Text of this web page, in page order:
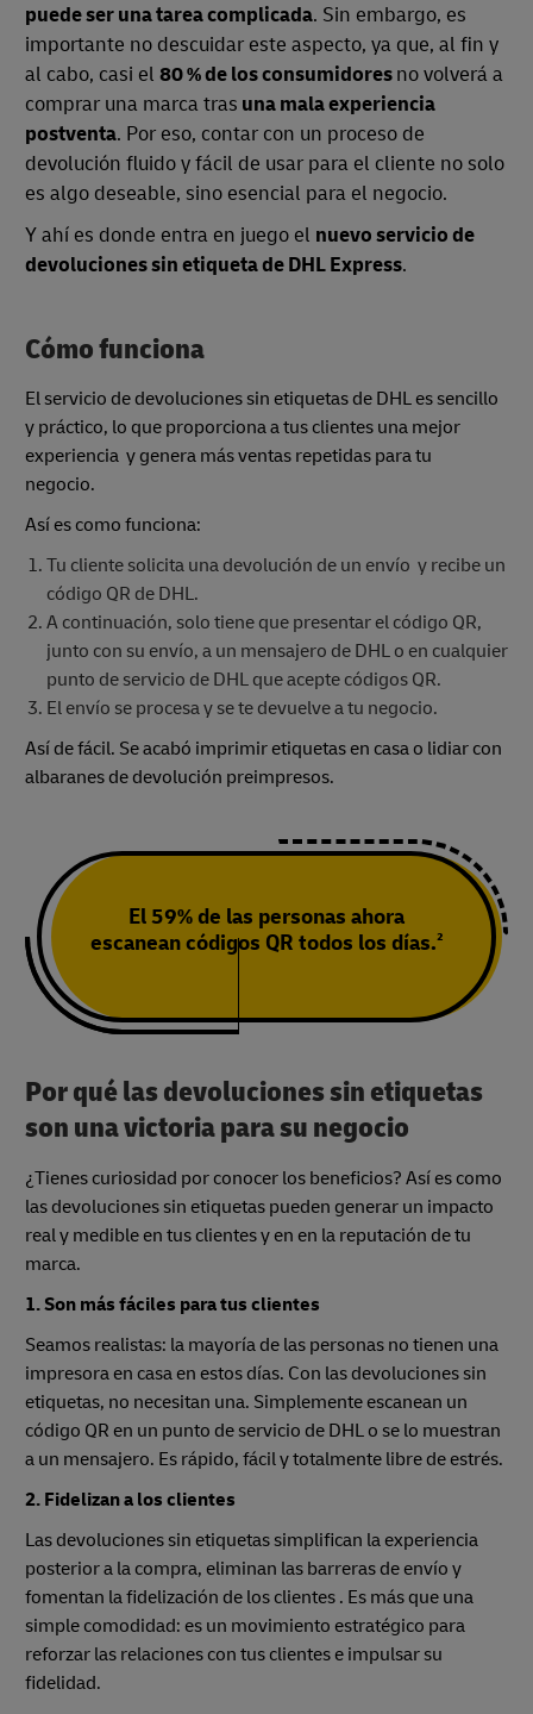
puede ser una tarea complicada. Sin embargo, es
importante no descuidar este aspecto, ya que, al fin y
al cabo, casi el 80 % de los consumidoresno volverá a
comprar una marca tras una mala experiencia
postventa. Por eso, contar con un proceso de
devolución fluido y fácil de usar para el cliente no solo
es algo deseable, sino esencial para el negocio.
Y ahí es donde entra en juego el nuevo servicio de
devoluciones sin etiqueta de DHL Express.
Cómo funciona
El servicio de devoluciones sin etiquetas de DHL es sencillo
y práctico, lo que proporciona a tus clientes una mejor
experiencia y genera más ventas repetidas para tu
negocio.
Así es como funciona:
Tu cliente solicita una devolución de un envío y recibe un
código QR de DHL.
A continuación, solo tiene que presentar el código QR,
junto con su envío, a un mensajero de DHL o en cualquier
punto de servicio de DHL que acepte códigos QR.
El envío se procesa y se te devuelve a tu negocio.
Así de fácil. Se acabó imprimir etiquetas en casa o lidiar con
albaranes de devolución preimpresos.
El 59% de las personas ahora
escanean códigos QR todos los días.²
Por qué las devoluciones sin etiquetas
son una victoria para su negocio
¿Tienes curiosidad por conocer los beneficios? Así es como
las devoluciones sin etiquetas pueden generar un impacto
real y medible en tus clientes y en en la reputación de tu
marca.
1. Son más fáciles para tus clientes
Seamos realistas: la mayoría de las personas no tienen una
impresora en casa en estos días. Con las devoluciones sin
etiquetas, no necesitan una. Simplemente escanean un
código QR en un punto de servicio de DHL o se lo muestran
a un mensajero. Es rápido, fácil y totalmente libre de estrés.
2. Fidelizan a los clientes
Las devoluciones sin etiquetas simplifican la experiencia
posterior a la compra, eliminan las barreras de envío y
fomentan la fidelización de los clientes . Es más que una
simple comodidad: es un movimiento estratégico para
reforzar las relaciones con tus clientes e impulsar su
fidelidad.